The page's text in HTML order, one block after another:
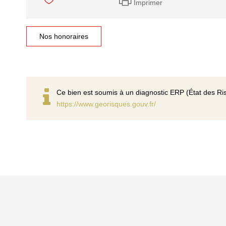
Imprimer
Nos honoraires
Ce bien est soumis à un diagnostic ERP (État des
https://www.georisques.gouv.fr/